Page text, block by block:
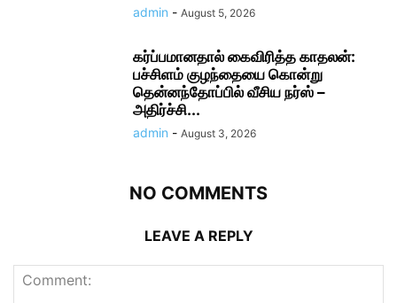
admin - August 5, 2026
கர்ப்பமானதால் கைவிரித்த காதலன்:
பச்சிளம் குழந்தையை கொன்று
தென்னந்தோப்பில் வீசிய நர்ஸ் –
அதிர்ச்சி...
admin - August 3, 2026
NO COMMENTS
LEAVE A REPLY